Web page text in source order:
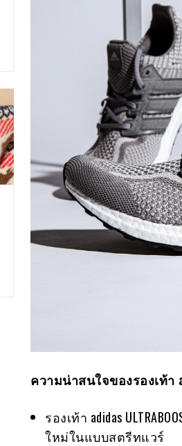
ความน่าสนใจของรองเท้า
รองเท้า adidas
ใหม่ในแบบสตรีทแวร์